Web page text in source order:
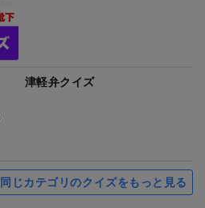
津軽弁クイズ
同じカテゴリのクイズをもっと見る